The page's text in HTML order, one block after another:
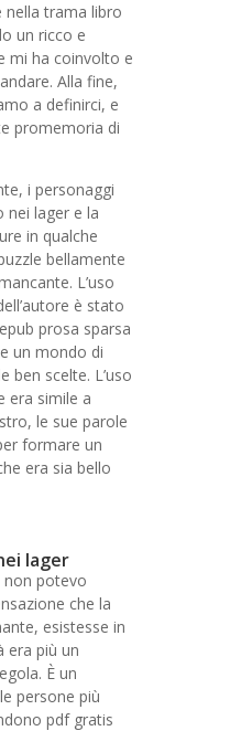
trama libro
un ricco e
mi ha coinvolto e
Alla fine,
a definirci, e
promemoria di
i personaggi
nei lager e la
in qualche
bellamente
L’uso
è stato
prosa sparsa
un mondo di
ben scelte. L’uso
era simile a
le sue parole
formare un
era sia bello
lager
non potevo
che la
esistesse in
era più un
È un
persone più
pdf gratis